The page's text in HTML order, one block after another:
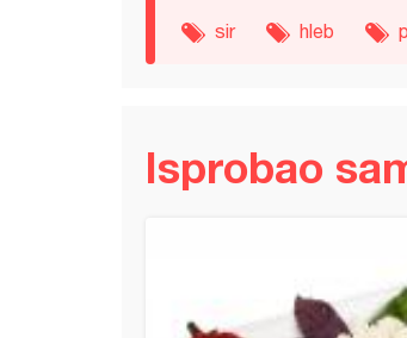
sir hleb
Isprobao